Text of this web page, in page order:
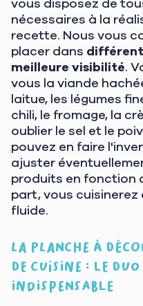
nécessaires à la
recette. Nous vous
placer dans
meilleure visibilité.
vous la viande
laitue, les légumes
chili, le fromage, la
oublier le sel et le
pouvez en faire
ajuster
produits en fonction
part, vous
fluide.
La planche à
de cuisine : le
indispensable